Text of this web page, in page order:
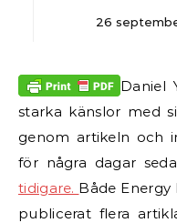
26
Daniel
starka känslor med
genom artikeln och
för några dagar
tidigare. Både
publicerat flera